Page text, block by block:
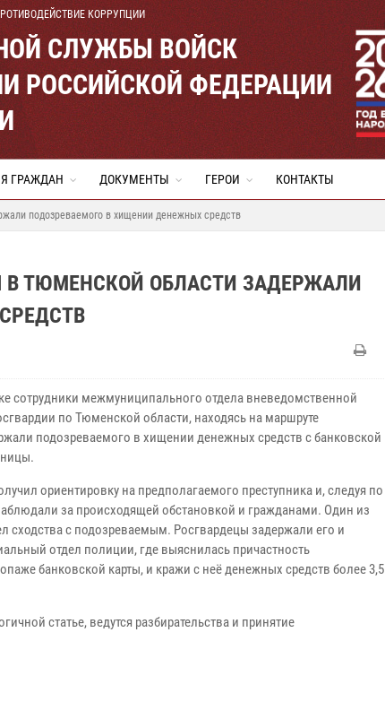
КОРРУПЦИИ
СЛУЖБЫ ВОЙСК
РОССИЙСКОЙ ФЕДЕРАЦИИ
ГРАЖДАН ДОКУМЕНТЫ ГЕРОИ КОНТАКТЫ
подозреваемого в хищении денежных средств
ТЮМЕНСКОЙ ОБЛАСТИ ЗАДЕРЖАЛИ
сотрудники межмуниципального отдела вневедомственной
по Тюменской области, находясь на маршруте
подозреваемого в хищении денежных средств с банковской
ориентировку на предполагаемого преступника и, следуя по
за происходящей обстановкой и гражданами. Один из
сходства с подозреваемым. Росгвардецы задержали его и
отдел полиции, где выяснилась причастность
банковской карты, и кражи с неё денежных средств более 3,5
статье, ведутся разбирательства и принятие